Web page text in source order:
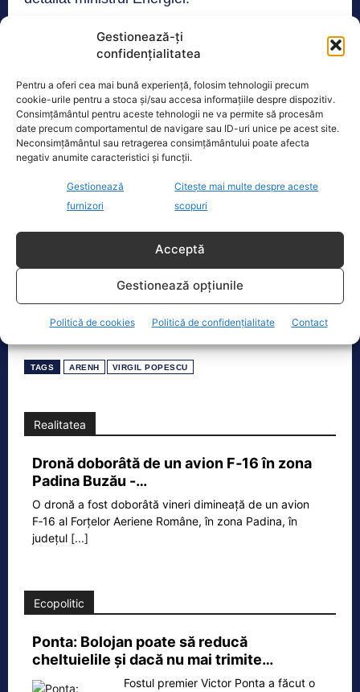
Gestionează-ți
confidențialitatea
Pentru a oferi cea mai bună experiență, folosim tehnologii precum
cookie-urile pentru a stoca și/sau accesa informațiile despre dispozitiv.
Consimțământul pentru aceste tehnologii ne va permite să procesăm
date precum comportamentul de navigare sau ID-uri unice pe acest site.
Neconsimțământul sau retragerea consimțământului poate afecta
negativ anumite caracteristici și funcții.
Gestionează
furnizori
Citește mai multe despre aceste
scopuri
Acceptă
Gestionează opțiunile
Politică de cookies Politică de confidențialitate Contact
Întrebat ce se întâmplă până în luna ianuarie cu
românii care consumă lunar mai mult de 300 de
kilowați, dacă rămân în perioada de iarnă la
prețul pieței, Virgil Popescu le-a transmis că pot
să se transfere la furnizori cu preț mai mic. „Eu
aș aștepta modificările în Parlament, dar până
pe care l-am transmis încă de la aprobarea
se transfere, să se mute la un furnizor unde
prețul este sub 80 de bani, mai puțin decât
plătesc cei care consumă până în 255 de
TAGS ARENH VIRGIL POPESCU
Realitatea
Dronă doborâtă de un avion F‑16 în zona
Padina Buzău -…
O dronă a fost doborâtă vineri dimineață de un avion
F‑16 al Forțelor Aeriene Române, în zona Padina, în
județul [...]
Ecopolitic
Ponta: Bolojan poate să reducă
cheltuielile şi dacă nu mai trimite…
Fostul premier Victor Ponta a făcut o